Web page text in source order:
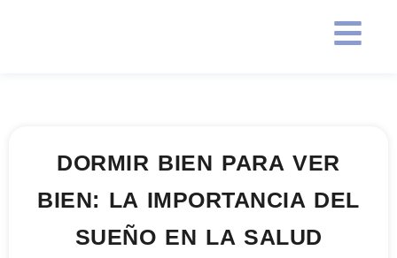
DORMIR BIEN PARA VER
BIEN: LA IMPORTANCIA DEL
SUEÑO EN LA SALUD